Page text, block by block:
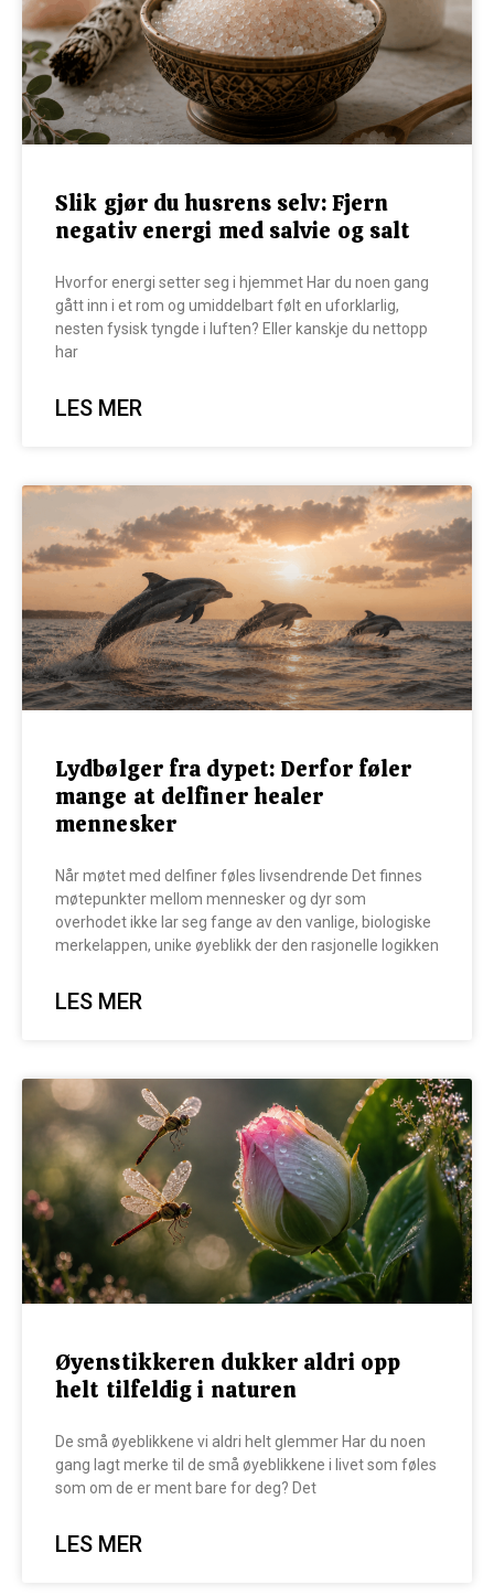
Slik gjør du husrens selv: Fjern
negativ energi med salvie og salt
Hvorfor energi setter seg i hjemmet Har du noen gang
gått inn i et rom og umiddelbart følt en uforklarlig,
nesten fysisk tyngde i luften? Eller kanskje du nettopp
har
LES MER
Lydbølger fra dypet: Derfor føler
mange at delfiner healer
mennesker
Når møtet med delfiner føles livsendrende Det finnes
møtepunkter mellom mennesker og dyr som
overhodet ikke lar seg fange av den vanlige, biologiske
merkelappen, unike øyeblikk der den rasjonelle logikken
LES MER
Øyenstikkeren dukker aldri opp
helt tilfeldig i naturen
De små øyeblikkene vi aldri helt glemmer Har du noen
gang lagt merke til de små øyeblikkene i livet som føles
som om de er ment bare for deg? Det
LES MER